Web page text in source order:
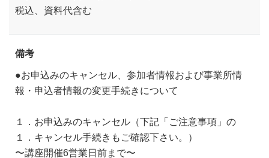
税込、資料代含む
備考
●お申込みのキャンセル、参加者情報および事業所情
報・申込者情報の変更手続きについて
１．お申込みのキャンセル（下記「ご注意事項」の
１．キャンセル手続きもご確認下さい。）
〜講座開催6営業日前まで〜